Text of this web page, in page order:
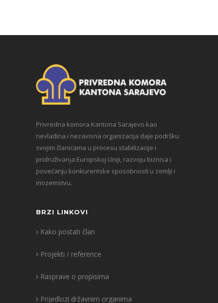
Privredna komora Kantona Sarajevo kao
nevladina i nezavisna organizacija daje podršku
svojim članicama u procesu stabilizacije i
pridruživanja Europskoj Uniji, razvoju biznisa i
povećanju konkurentske sposobnosti u zemlji i
inozemstvu.
BRZI LINKOVI
Kako postati član
Projekti / reference
Rasprave o propisima
Prijedlozi državnim organima